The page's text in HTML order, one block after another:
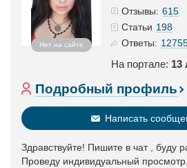
Нет на сайте
Отзывы: 615
Статьи 198
Ответы:
На портале: 13
Подробный профиль
Написать
Здравствуйте! Пишите в чат , буду
Проведу индивидуальный